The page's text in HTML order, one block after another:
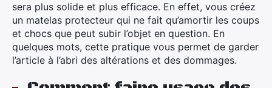
sera plus solide et plus efficace. En effet, vous créez
un matelas protecteur qui ne fait qu’amortir les coups
et chocs que peut subir l’objet en question. En
quelques mots, cette pratique vous permet de garder
l’article à l’abri des altérations et des dommages.